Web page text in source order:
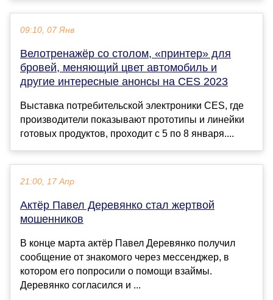
09:10, 07 Янв
Велотренажёр со столом, «принтер» для
бровей, меняющий цвет автомобиль и
другие интересные анонсы на CES 2023
Выставка потребительской электроники СES, где
производители показывают прототипы и линейки
готовых продуктов, проходит с 5 по 8 января....
21:00, 17 Апр
Актёр Павел Деревянко стал жертвой
мошенников
В конце марта актёр Павел Деревянко получил
сообщение от знакомого через мессенджер, в
котором его попросили о помощи взаймы.
Деревянко согласился и ...